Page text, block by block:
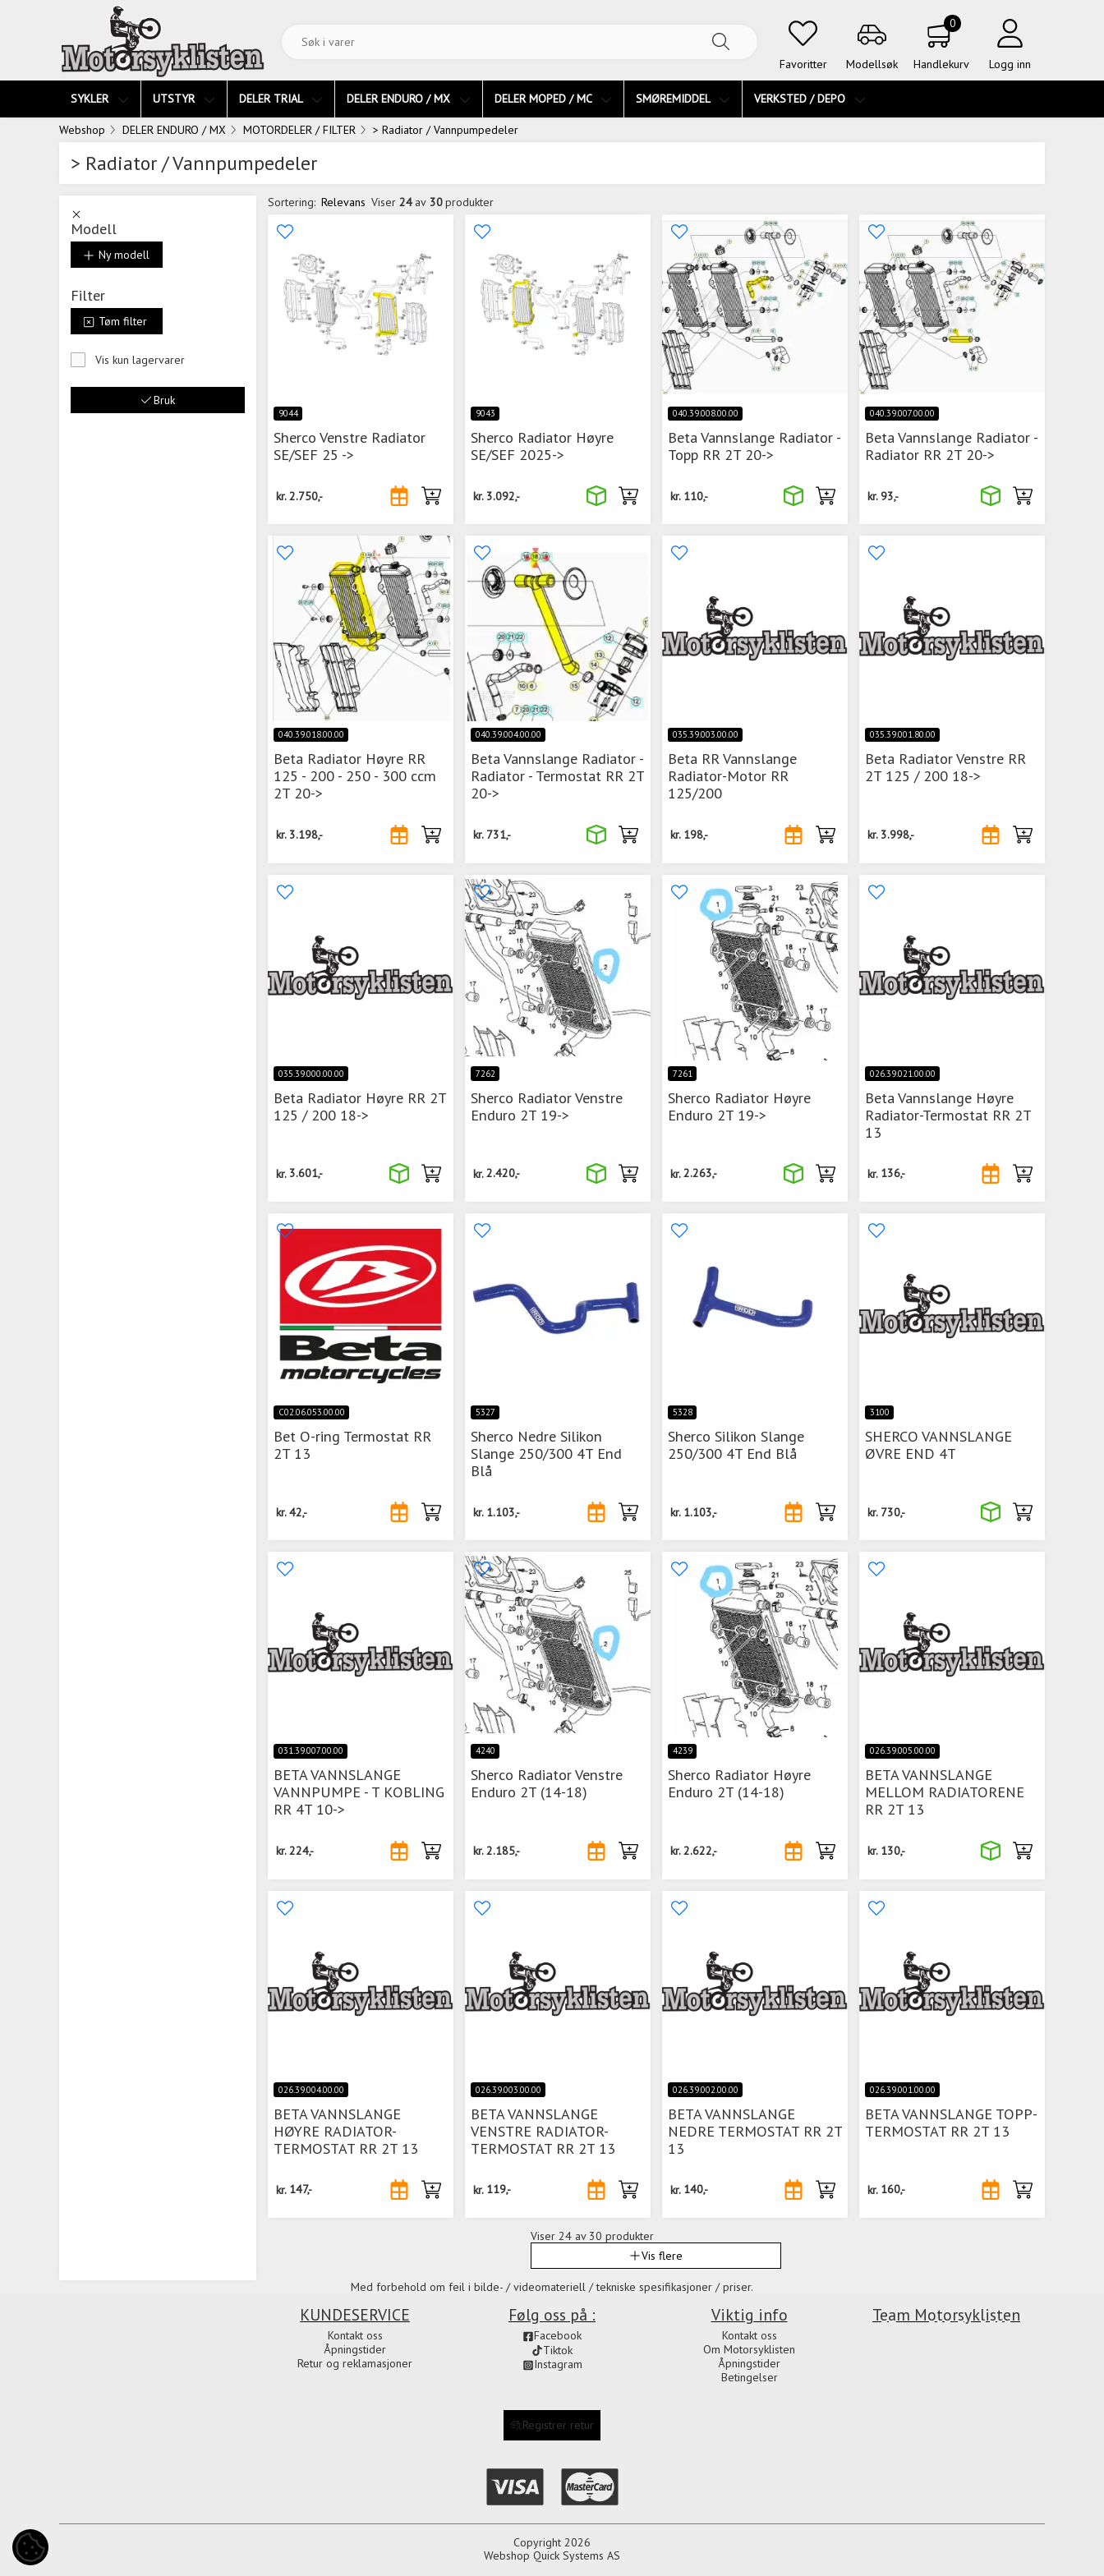
Favoritter Modellsøk
0
Handlekurv Logg inn
SYKLER UTSTYR DELER TRIAL DELER ENDURO / MX DELER MOPED / MC SMØREMIDDEL VERKSTED / DEPO
Webshop DELER ENDURO / MX MOTORDELER / FILTER > Radiator / Vannpumpedeler
> Radiator / Vannpumpedeler
Modell
Ny modell
Filter
Tøm filter
Vis kun lagervarer
Bruk
Sortering: Relevans Viser 24 av 30produkter
9044
Sherco Venstre Radiator
SE/SEF 25 ->
kr. 2.750,-
9043
Sherco Radiator Høyre
SE/SEF 2025->
kr. 3.092,-
040.39.008.00.00
Beta Vannslange Radiator -
Topp RR 2T 20->
kr. 110,-
040.39.007.00.00
Beta Vannslange Radiator -
Radiator RR 2T 20->
kr.93,-
040.39.018.00.00
Beta Radiator Høyre RR
125 - 200 - 250 - 300 ccm
2T 20->
kr. 3.198,-
040.39.004.00.00
Beta Vannslange Radiator -
Radiator - Termostat RR 2T
20->
kr. 731,-
035.39.003.00.00
Beta RR Vannslange
Radiator-Motor RR
125/200
kr. 198,-
035.39.001.80.00
Beta Radiator Venstre RR
2T 125 / 200 18->
kr. 3.998,-
035.39.000.00.00
Beta Radiator Høyre RR 2T
125 / 200 18->
kr. 3.601,-
7262
Sherco Radiator Venstre
Enduro 2T 19->
kr.2.420,-
7261
Sherco Radiator Høyre
Enduro 2T 19->
kr.2.263,-
026.39.021.00.00
Beta Vannslange Høyre
Radiator-Termostat RR 2T
13
kr. 136,-
C02.06.053.00.00
Bet O-ring Termostat RR
2T 13
kr.42,-
5327
Sherco Nedre Silikon
Slange 250/300 4T End
Blå
kr. 1.103,-
5328
Sherco Silikon Slange
250/300 4T End Blå
kr. 1.103,-
3100
SHERCO VANNSLANGE
ØVRE END 4T
kr. 730,-
031.39.007.00.00
BETA VANNSLANGE
VANNPUMPE - T KOBLING
RR 4T 10->
kr.224,-
4240
Sherco Radiator Venstre
Enduro 2T (14-18)
kr.2.185,-
4239
Sherco Radiator Høyre
Enduro 2T (14-18)
kr.2.622,-
026.39.005.00.00
BETA VANNSLANGE
MELLOM RADIATORENE
RR 2T 13
kr. 130,-
026.39.004.00.00
BETA VANNSLANGE
HØYRE RADIATOR-
TERMOSTAT RR 2T 13
kr. 147,-
026.39.003.00.00
BETA VANNSLANGE
VENSTRE RADIATOR-
TERMOSTAT RR 2T 13
kr. 119,-
026.39.002.00.00
BETA VANNSLANGE
NEDRE TERMOSTAT RR 2T
13
kr. 140,-
026.39.001.00.00
BETA VANNSLANGE TOPP-
TERMOSTAT RR 2T 13
kr. 160,-
Viser 24av 30 produkter
Vis flere
Med forbehold om feil i bilde- / videomateriell / tekniske spesifikasjoner / priser.
Team Motorsyklisten
Viktig info
Kontakt oss
Om Motorsyklisten
Åpningstider
Betingelser
Følg oss på :
Facebook
Tiktok
Instagram
KUNDESERVICE
Kontakt oss
Åpningstider
Retur og reklamasjoner
Registrer retur
Copyright 2026
Webshop Quick Systems AS